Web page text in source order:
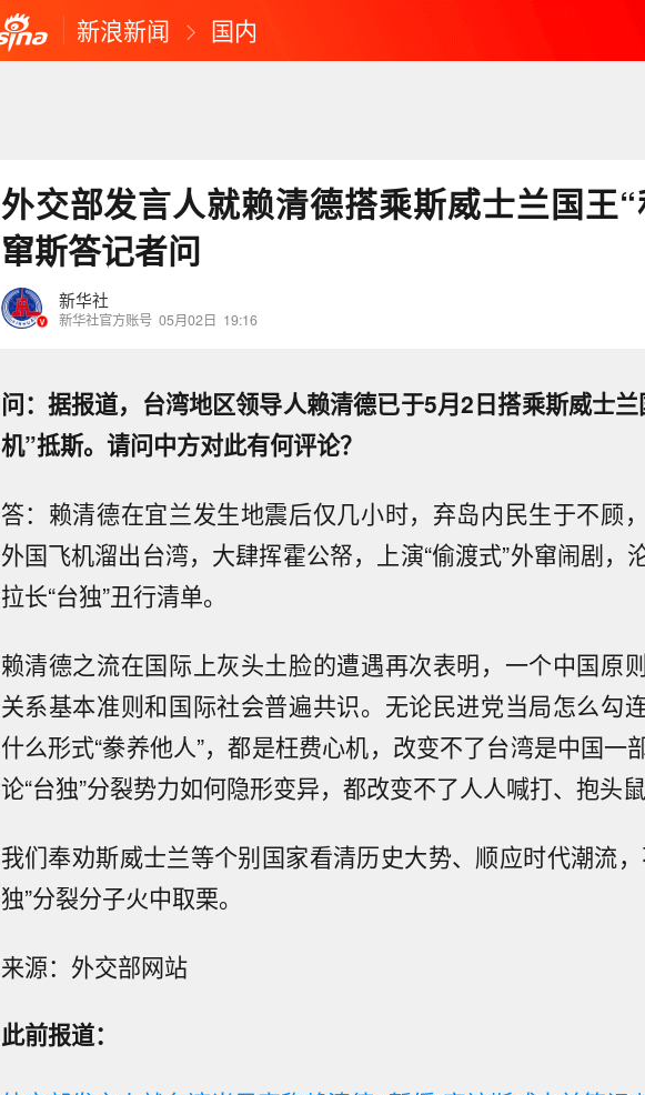
新浪新闻 国内
外交部发言人就赖清德搭乘斯威士兰国王
窜斯答记者问
新华社
新华社官方账号 05月02日 19:16
问：据报道，台湾地区领导人赖清德已于5月2日搭乘斯威士
机”抵斯。请问中方对此有何评论？
答：赖清德在宜兰发生地震后仅几小时，弃岛内民生于不顾
外国飞机溜出台湾，大肆挥霍公帑，上演“偷渡式”外窜闹剧，
拉长“台独”丑行清单。
赖清德之流在国际上灰头土脸的遭遇再次表明，一个中国原
关系基本准则和国际社会普遍共识。无论民进党当局怎么勾
什么形式“豢养他人”，都是枉费心机，改变不了台湾是中国一
论“台独”分裂势力如何隐形变异，都改变不了人人喊打、抱头
我们奉劝斯威士兰等个别国家看清历史大势、顺应时代潮流
独”分裂分子火中取栗。
来源：外交部网站
此前报道：